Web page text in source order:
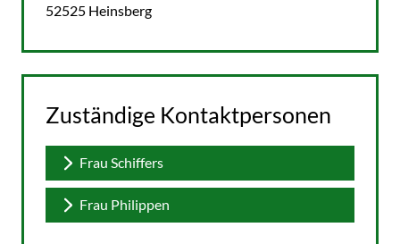
PLZ:
52525 Ort:
Heinsberg
Zuständige Kontaktpersonen
Frau Schiffers
Frau Philippen